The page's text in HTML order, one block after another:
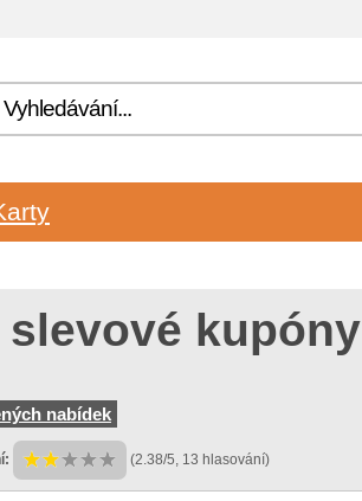
kupóny
nabídek
(2.38/5, 13 hlasování)